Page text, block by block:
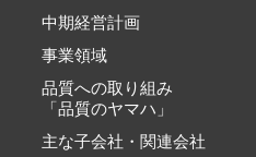
中期経営計画
事業領域
品質への取り組み
「品質のヤマハ」
主な子会社・関連会社